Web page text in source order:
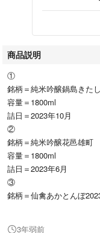
商品説明
①
銘柄＝純米吟醸鍋島きた
容量＝1800ml
詰日＝2023年10月
②
銘柄＝純米吟醸花邑雄町
容量＝1800ml
詰日＝2023年6月
③
銘柄＝仙禽あかとんぼ
3年弱前